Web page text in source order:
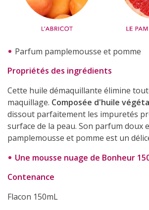
Parfum pamplemousse et pomme
Propriétés des ingrédients
Cette huile démaquillante élimine
maquillage. Composée d'huile
dissout parfaitement les impuretés
surface de la peau. Son parfum doux
pamplemousse et pomme est un
Une mousse nuage de Bonheur
Contenance
Flacon 150mL